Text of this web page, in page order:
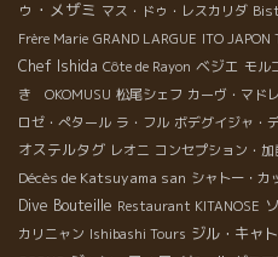
ゥ・メザミ マス・ドゥ・レスカリダ
Frère Marie GRAND LARGUE ITO JAPON
Chef Ishida Côte de Rayon ベジエ モル
き OKOMUSU 松尾シェフ カーヴ・マド
ロゼ・ぺタール ラ・フル ボデグイジャ・
オステルタグ レオニ コンセプション・加
Décès de Katsuyama san シャトー・カ
Dive Bouteille Restaurant KITANOSE
カリニャン Ishibashi Tours ジル・キャ